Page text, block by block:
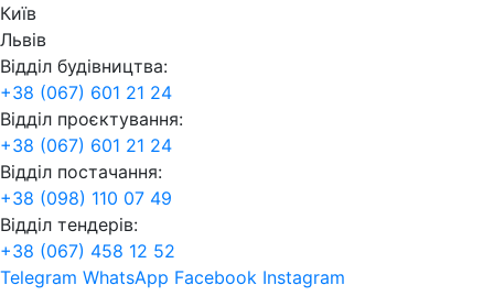
Київ
Львів
Відділ будівництва:
+38 (067) 601 21 24
Відділ проєктування:
+38 (067) 601 21 24
Відділ постачання:
+38 (098) 110 07 49
Відділ тендерів:
+38 (067) 458 12 52
Telegram WhatsApp Facebook Instagram